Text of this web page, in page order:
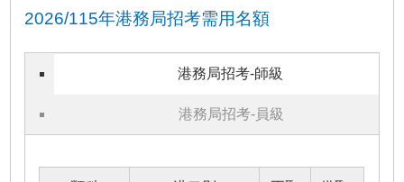
2026/115年港務局招考需用名額
港務局招考-師級
港務局招考-員級